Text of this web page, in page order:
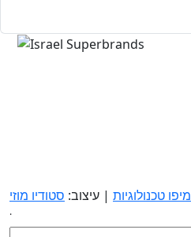
מיפו טכנולוגיות | עיצוב: סטודיו מוזי
.